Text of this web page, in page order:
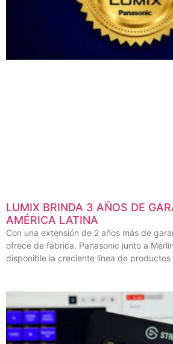
LUMIX BRINDA 3 AÑOS DE
AMÉRICA LATINA
Con una extensión de 2 años más de
ofrece de fábrica, Panasonic junto a
disponible la creciente línea de productos